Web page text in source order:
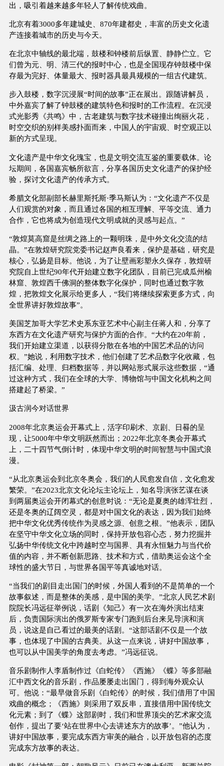
出，吸引着越来越多年轻人了解传统戏曲。
北京有着3000多年建城史、870年建都史，丰富的历史文化遗
产连接着城市的历史与今天。
在北京中轴线的最北端，鼓楼和钟楼前后纵置、静静伫立。它
们曾为元、明、清三代的报时中心，也是全国现存钟鼓楼中保
存最为完好、体量最大、报时器具最具规模的一组古代建筑。
步入鼓楼，数字沉浸展“时间的故事”正在展出。跟随讲解员，
中外嘉宾了解了钟鼓楼的建筑特色和报时的工作流程。在沉浸
式光影秀《共鸣》中，古老建筑与数字技术碰撞出绚丽火花，
时空交织的别样美感扑面而来，中国人的宇宙观、时空观正以
新的方式呈现。
文化遗产是中华文化瑰宝，也是文明交流互鉴的重要载体。论
坛期间，各国嘉宾畅所欲言，分享各国历史文化遗产的保护经
验，探讨文化遗产的传承方式。
希腊文化部副部长赫里斯托斯·季马斯认为：“文化遗产不仅是
人们观赏的对象，而且通过各国的相互理解、平等交流、通力
合作，它也将成为创造现代文明成就的灵感与起点。”
“敦煌莫高窟是丝绸之路上的一颗明珠，是中外文化交流的结
晶。”在敦煌研究院党委书记赵声良看来，保护是基础，研究是
核心，弘扬是目标。他说，为了让壁画彩塑永久保存，敦煌研
究院自上世纪90年代开始建立数字化团队，目前已完成瓜州榆
林窟、敦煌西千佛洞的整体数字化保护，同时也通过数字敦
煌，把敦煌文化展示给更多人，“我们将继续探索更多方式，向
全世界讲好敦煌故事”。
美国芝加哥大学艺术史系东亚艺术中心副主任蒋人和，分享了
东西方在文化遗产研究与保护方面的合作。“大约在20年前，
我们开始建立渠道，以获得分散在各地的中国艺术品的访问
权。”她说，利用数字技术，他们创建了艺术品数字化收藏，包
括汇编、处理、归档数据等，并以网站形式展示这些数据，“通
过这种方式，我们在全球的大学、博物馆与中国文化机构之间
搭建起了桥梁。”
汲古润今对话世界
2008年北京奥运会开幕式上，活字印刷术、京剧、日晷的呈
现，让5000年中华文明跃然而出；2022年北京冬奥会开幕式
上，二十四节气倒计时，体现中华文明的时间智慧与中国式浪
漫。
“从北京奥运会到北京冬奥会，我们的人民愈发自信，文化愈发
繁荣。”在2023北京文化论坛主论坛上，知名导演张艺谋在谈
到两届奥运会开闭幕式的创意时说：“无论是夏奥的雄浑壮烈，
还是冬奥的辽阔空灵，都是对中国文化的表达，因为我们始终
把中华文化优秀传统作为灵感之源、创意之根。”他表示，团队
在坚守中华文化立场的同时，保持开放包容心态，努力挖掘并
弘扬中华传统文化中跨越时空与国界、具有永恒魅力与当代价
值的内容，并不断创新思路、技术和方式，借助奥运会这个全
球性的盛大节日，与世界各国平等真诚地对话。
“当我们的剧目走出国门的时候，外国人看到的不是简单的一个
故事叙述，而是整体的美感，是中国的美学。”北京人民艺术剧
院院长冯远征举例说，话剧《知己》有一次在海外演出结束
后，负责国际演出的俄罗斯专家专门跑到后台来见导演和演
员，说这是自己看过的最美的话剧。“这部话剧不仅是一个故
事，也体现了中国的古典美。从这一点来说，讲好中国故事，
也可以从中国美学的角度去考虑。”冯远征说。
音乐剧制作人李盾制作过《白蛇传》《西施》《蝶》等多部融
汇中西文化的音乐剧，作品屡屡走出国门，得到海外观众认
可。他说：“最早做音乐剧《白蛇传》的时候，我们借用了中国
戏曲的概念；《西施》则采用了双反串，直接借用中国传统文
化元素；到了《蝶》这部剧时，我们和世界顶尖的艺术家交流
创作，提出了要‘站在世界中心去讲述东方的故事’。”他认为，
讲好中国故事，要完成东西方审美的融合，以开放包容的态度
完成东方故事的表达。